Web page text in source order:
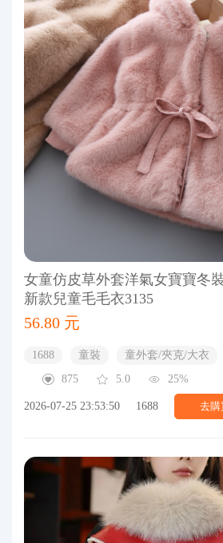
女童仿皮草外套洋氣女寶寶冬
新款兒童毛毛衣3135
56.80 元
1688 童裝 童外套/夾克/大衣
875
5.0 25%
2026-07-25 23:53:50 1688 去購